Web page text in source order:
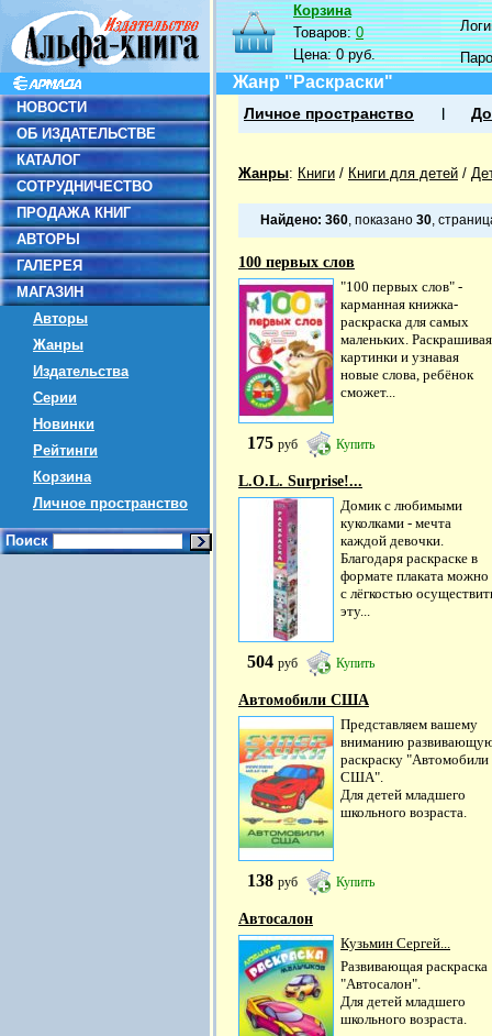
НОВОСТИ
ОБ ИЗДАТЕЛЬСТВЕ
КАТАЛОГ
СОТРУДНИЧЕСТВО
ПРОДАЖА КНИГ
АВТОРЫ
ГАЛЕРЕЯ
МАГАЗИН
Авторы
Жанры
Издательства
Серии
Новинки
Рейтинги
Корзина
Личное пространство
Поиск
Корзина
Товаров:0
Цена:0 руб.
Жанр "Раскраски"
Личное пространство
Жанры: Книги / Книги для детей /
Найдено: 360, показано 30,
100 первых слов
"100 первых слов" -
карманная книжка-
раскраска для самых
маленьких. Раскрашивая
картинки и узнавая
новые слова, ребёнок
сможет...
175 руб Купить
L.O.L. Surprise!...
Домик с любимыми
куколками - мечта
каждой девочки.
Благодаря раскраске в
формате плаката можно
с лёгкостью
эту...
504 руб Купить
Автомобили США
Представляем вашему
вниманию
раскраску "Автомобили
США".
Для детей младшего
школьного возраста.
138 руб Купить
Автосалон
Кузьмин Сергей...
Развивающая раскраска
"Автосалон".
Для детей младшего
школьного возраста.